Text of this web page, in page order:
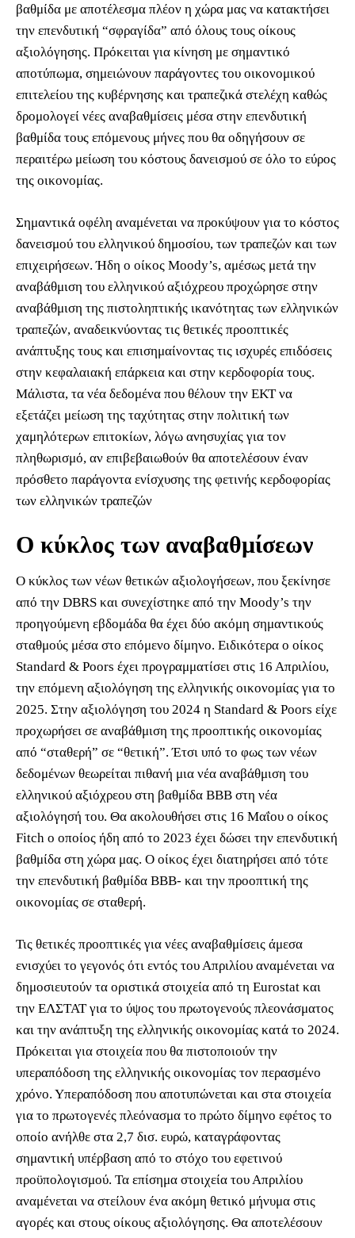
βαθμίδα με αποτέλεσμα πλέον η χώρα μας να κατακτήσει
την επενδυτική “σφραγίδα” από όλους τους οίκους
αξιολόγησης. Πρόκειται για κίνηση με σημαντικό
αποτύπωμα, σημειώνουν παράγοντες του οικονομικού
επιτελείου της κυβέρνησης και τραπεζικά στελέχη καθώς
δρομολογεί νέες αναβαθμίσεις μέσα στην επενδυτική
βαθμίδα τους επόμενους μήνες που θα οδηγήσουν σε
περαιτέρω μείωση του κόστους δανεισμού σε όλο το εύρος
της οικονομίας.
Σημαντικά οφέλη αναμένεται να προκύψουν για το κόστος
δανεισμού του ελληνικού δημοσίου, των τραπεζών και των
επιχειρήσεων. Ήδη ο οίκος Moody’s, αμέσως μετά την
αναβάθμιση του ελληνικού αξιόχρεου προχώρησε στην
αναβάθμιση της πιστοληπτικής ικανότητας των ελληνικών
τραπεζών, αναδεικνύοντας τις θετικές προοπτικές
ανάπτυξης τους και επισημαίνοντας τις ισχυρές επιδόσεις
στην κεφαλαιακή επάρκεια και στην κερδοφορία τους.
Μάλιστα, τα νέα δεδομένα που θέλουν την ΕΚΤ να
εξετάζει μείωση της ταχύτητας στην πολιτική των
χαμηλότερων επιτοκίων, λόγω ανησυχίας για τον
πληθωρισμό, αν επιβεβαιωθούν θα αποτελέσουν έναν
πρόσθετο παράγοντα ενίσχυσης της φετινής κερδοφορίας
των ελληνικών τραπεζών
Ο κύκλος των αναβαθμίσεων
Ο κύκλος των νέων θετικών αξιολογήσεων, που ξεκίνησε
από την DBRS και συνεχίστηκε από την Moody’s την
προηγούμενη εβδομάδα θα έχει δύο ακόμη σημαντικούς
σταθμούς μέσα στο επόμενο δίμηνο. Ειδικότερα ο οίκος
Standard & Poors έχει προγραμματίσει στις 16 Απριλίου,
την επόμενη αξιολόγηση της ελληνικής οικονομίας για το
2025. Στην αξιολόγηση του 2024 η Standard & Poors είχε
προχωρήσει σε αναβάθμιση της προοπτικής οικονομίας
από “σταθερή” σε “θετική”. Έτσι υπό το φως των νέων
δεδομένων θεωρείται πιθανή μια νέα αναβάθμιση του
ελληνικού αξιόχρεου στη βαθμίδα ΒΒΒ στη νέα
αξιολόγησή του. Θα ακολουθήσει στις 16 Μαΐου ο οίκος
Fitch ο οποίος ήδη από το 2023 έχει δώσει την επενδυτική
βαθμίδα στη χώρα μας. Ο οίκος έχει διατηρήσει από τότε
την επενδυτική βαθμίδα BBB- και την προοπτική της
οικονομίας σε σταθερή.
Τις θετικές προοπτικές για νέες αναβαθμίσεις άμεσα
ενισχύει το γεγονός ότι εντός του Απριλίου αναμένεται να
δημοσιευτούν τα οριστικά στοιχεία από τη Eurostat και
την ΕΛΣΤΑΤ για το ύψος του πρωτογενούς πλεονάσματος
και την ανάπτυξη της ελληνικής οικονομίας κατά το 2024.
Πρόκειται για στοιχεία που θα πιστοποιούν την
υπεραπόδοση της ελληνικής οικονομίας τον περασμένο
χρόνο. Υπεραπόδοση που αποτυπώνεται και στα στοιχεία
για το πρωτογενές πλεόνασμα το πρώτο δίμηνο εφέτος το
οποίο ανήλθε στα 2,7 δισ. ευρώ, καταγράφοντας
σημαντική υπέρβαση από το στόχο του εφετινού
προϋπολογισμού. Τα επίσημα στοιχεία του Απριλίου
αναμένεται να στείλουν ένα ακόμη θετικό μήνυμα στις
αγορές και στους οίκους αξιολόγησης. Θα αποτελέσουν